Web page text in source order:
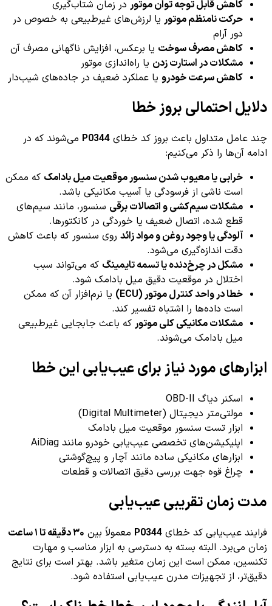
کاهش قابل توجه توان موتور در زمان شتاب‌گیری
حرکت نامنظم موتور یا لرزش‌های غیرطبیعی به خصوص در
دور آرام
کاهش مصرف سوخت یا برعکس، افزایش ناگهانی مصرف آن
مشکلات در استارت زدن یا راه‌اندازی موتور
کاهش سرعت خودرو یا عملکرد ضعیف در جاده‌های شیب‌دار
دلایل احتمالی بروز خطا
چند عامل متداول باعث بروز کد خطای P0344 می‌شوند که در
ادامه آن‌ها را ذکر می‌کنیم:
خرابی یا معیوب شدن سنسور موقعیت میل بادامک که ممکن
است ناشی از فرسودگی یا آسیب مکانیکی باشد.
مشکلات سیم‌کشی و اتصالات برقی سنسور، مانند سیم‌های
قطع شده، اتصال ضعیف یا خوردگی در کانکتورها.
آلودگی یا وجود روغن و مواد زائد روی سنسور که باعث کاهش
دقت اندازه‌گیری می‌شود.
مشکل در چرخ‌دنده یا تسمه تایمینگ که می‌تواند سبب
اختلال در موقعیت دقیق میل بادامک شود.
خطا در واحد کنترل موتور (ECU)
یا نرم‌افزار آن که ممکن
است داده‌ها را اشتباه تفسیر کند.
مشکلات مکانیکی کلی موتور که باعث جابجایی غیرطبیعی
میل بادامک می‌شوند.
ابزارهای مورد نیاز برای عیب‌یابی این خطا
اسکنر دیاگ OBD-II
مولتی‌متر دیجیتال (Digital Multimeter)
ابزار تست سنسور موقعیت میل بادامک
اپلیکیشن‌های تخصصی عیب‌یابی خودرو مانند AiDiag
ابزارهای مکانیکی ساده مانند آچار و پیچ‌گوشتی
چراغ قوه جهت بررسی دقیق اتصالات و قطعات
مدت زمان تقریبی عیب‌یابی
فرایند عیب‌یابی کد خطای P0344 معمولاً بین ۳۰ دقیقه تا ۱ ساعت
زمان می‌برد. البته بسته به دسترسی به ابزار مناسب و مهارت
تکنسین، ممکن است این زمان متغیر باشد. بهتر است برای نتایج
دقیق‌تر، از تجهیزات مدرن عیب‌یابی استفاده شود.